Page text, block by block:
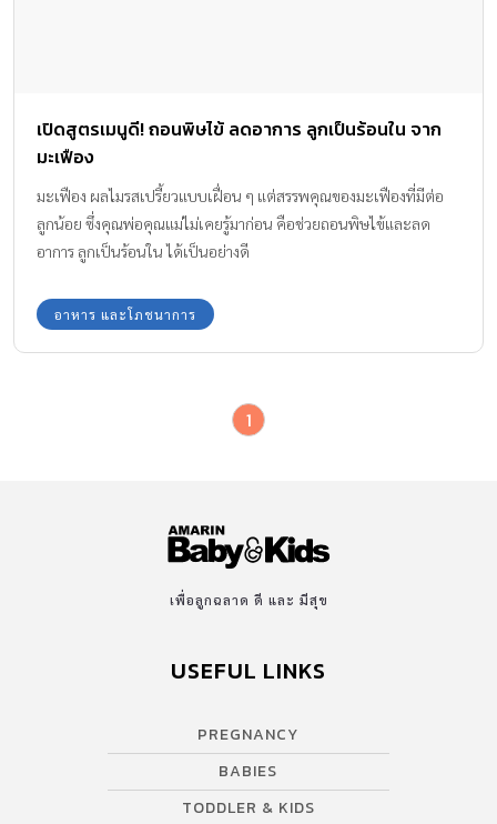
เปิดสูตรเมนูดี! ถอนพิษไข้ ลดอาการ ลูกเป็นร้อนใน จาก
มะเฟือง
มะเฟือง ผลไมรสเปรี้ยวแบบเฝื่อน ๆ แต่สรรพคุณของมะเฟืองที่มีต่อ
ลูกน้อย ซึ่งคุณพ่อคุณแม่ไม่เคยรู้มาก่อน คือช่วยถอนพิษไข้และลด
อาการ ลูกเป็นร้อนใน ได้เป็นอย่างดี
อาหาร และโภชนาการ
1
เพื่อลูกฉลาด ดี และ มีสุข
USEFUL LINKS
PREGNANCY
BABIES
TODDLER & KIDS